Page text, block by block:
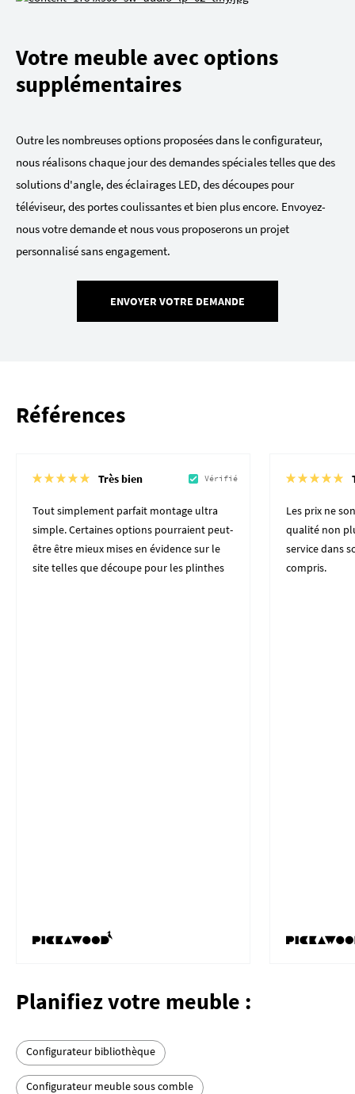
Votre meuble avec options
supplémentaires
Outre les nombreuses options proposées dans le configurateur,
nous réalisons chaque jour des demandes spéciales telles que des
solutions d'angle, des éclairages LED, des découpes pour
téléviseur, des portes coulissantes et bien plus encore. Envoyez-
nous votre demande et nous vous proposerons un projet
personnalisé sans engagement.
ENVOYER VOTRE DEMANDE
Références
Très bien Vérifié
Tout simplement parfait montage ultra
simple. Certaines options pourraient peut-
être être mieux mises en évidence sur le
site telles que découpe pour les plinthes
Les prix ne
qualité non
service dans
compris.
Planifiez votre meuble :
Configurateur bibliothèque
Configurateur meuble sous comble